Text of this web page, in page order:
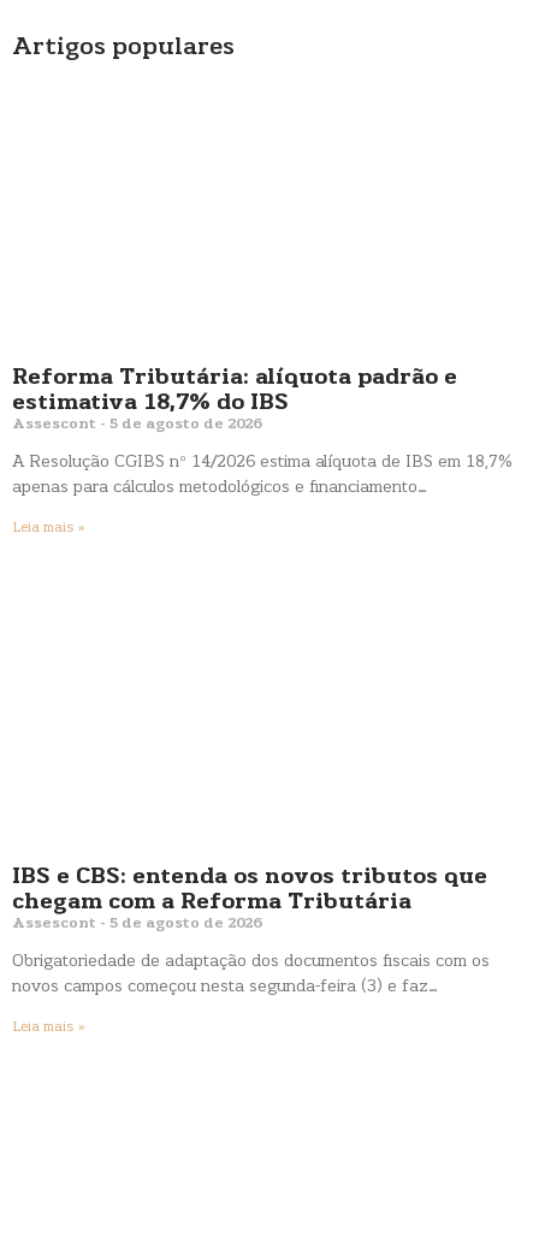
Artigos populares
Reforma Tributária: alíquota padrão e
estimativa 18,7% do IBS
Assescont 5 de agosto de 2026
A Resolução CGIBS nº 14/2026 estima alíquota de IBS em 18,7%
apenas para cálculos metodológicos e financiamento…
Leia mais »
IBS e CBS: entenda os novos tributos que
chegam com a Reforma Tributária
Assescont 5 de agosto de 2026
Obrigatoriedade de adaptação dos documentos fiscais com os
novos campos começou nesta segunda-feira (3) e faz…
Leia mais »